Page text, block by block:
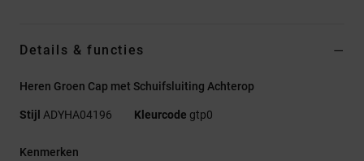
Details & functies
Heren Groen Cap met Schuifsluiting Achterop
Stijl ADYHA04196 Kleurcode gtp0
Kenmerken